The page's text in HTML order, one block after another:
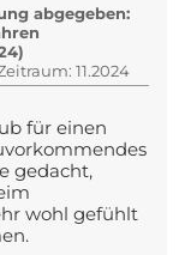
abgegeben:
11.2024
für einen
gedacht,
wohl gefühlt